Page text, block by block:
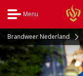
Menu
Brandweer Nederland